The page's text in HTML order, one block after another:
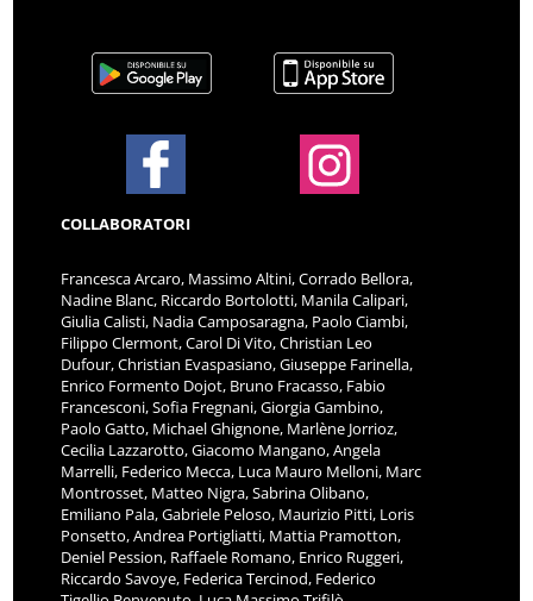
COLLABORATORI
Francesca Arcaro, Massimo Altini, Corrado Bellora,
Nadine Blanc, Riccardo Bortolotti, Manila Calipari,
Giulia Calisti, Nadia Camposaragna, Paolo Ciambi,
Filippo Clermont, Carol Di Vito, Christian Leo
Dufour, Christian Evaspasiano, Giuseppe Farinella,
Enrico Formento Dojot, Bruno Fracasso, Fabio
Francesconi, Sofia Fregnani, Giorgia Gambino,
Paolo Gatto, Michael Ghignone, Marlène Jorrioz,
Cecilia Lazzarotto, Giacomo Mangano, Angela
Marrelli, Federico Mecca, Luca Mauro Melloni, Marc
Montrosset, Matteo Nigra, Sabrina Olibano,
Emiliano Pala, Gabriele Peloso, Maurizio Pitti, Loris
Ponsetto, Andrea Portigliatti, Mattia Pramotton,
Deniel Pession, Raffaele Romano, Enrico Ruggeri,
Riccardo Savoye, Federica Tercinod, Federico